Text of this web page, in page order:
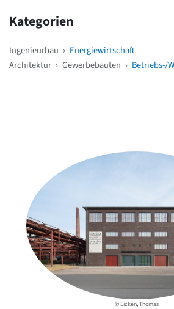
Kategorien
Ingenieurbau › Energiewirtschaft
Architektur › Gewerbebauten › Betriebs-/
© Eicken, Thomas